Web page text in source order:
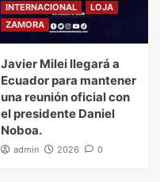
INTERNACIONAL
LOJA
ZAMORA
Javier Milei llegará a
Ecuador para mantener
una reunión oficial con
el presidente Daniel
Noboa.
admin 2026 0